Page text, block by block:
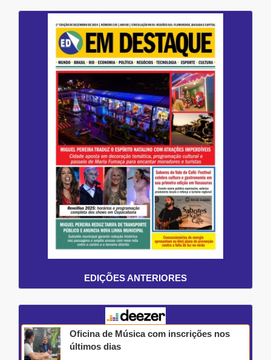
EDIÇÕES ANTERIORES
Oficina de Música com inscrições nos
últimos dias